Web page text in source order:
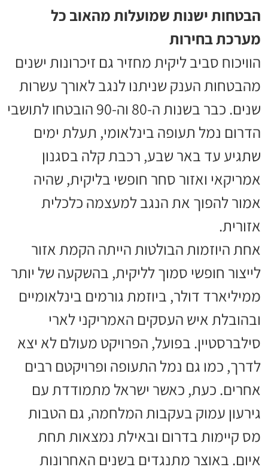
הבטחות ישנות שמועלות מהאוב כל
מערכת בחירות
הוויכוח סביב ליקית מחזיר גם זיכרונות ישנים
מהבטחות הענק שניתנו לנגב לאורך עשרות
שנים. כבר בשנות ה-80 וה-90 הובטחו לתושבי
הדרום נמל תעופה בינלאומי, תעלת ימים
שתגיע עד באר שבע, רכבת קלה בסגנון
אמריקאי ואזור סחר חופשי בליקית, שהיה
אמור להפוך את הנגב למעצמה כלכלית
אזורית.
אחת היוזמות הבולטות הייתה הקמת אזור
לייצור חופשי סמוך לליקית, בהשקעה של יותר
ממיליארד דולר, ביוזמת גורמים בינלאומיים
ובהובלת איש העסקים האמריקני לארי
סילברסטיין. בפועל, הפרויקט מעולם לא יצא
לדרך, כמו גם נמל התעופה ופרויקטם רבים
אחרים. כעת, כאשר ישראל מתמודדת עם
גירעון עמוק בעקבות המלחמה, גם הטבות
מס קיימות בדרום ובאילת נמצאות תחת
איום. באוצר מתנגדים בשנים האחרונות